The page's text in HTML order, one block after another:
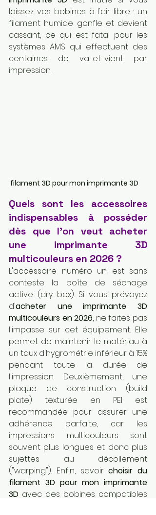
laissez vos bobines à l'air libre : un
filament humide gonfle et devient
cassant, ce qui est fatal pour les
systèmes AMS qui effectuent des
centaines de va-et-vient par
impression.
filament 3D pour mon imprimante 3D
Quels sont les accessoires
indispensables à posséder
dès que l'on veut acheter
une imprimante 3D
multicouleurs en 2026 ?
L'accessoire numéro un est sans
conteste la boîte de séchage
active (dry box). Si vous prévoyez
d'acheter une imprimante 3D
multicouleurs en 2026, ne faites pas
l'impasse sur cet équipement. Elle
permet de maintenir le matériau à
un taux d'hygrométrie inférieur à 15%
pendant toute la durée de
l'impression. Deuxièmement, une
plaque de construction (build
plate) texturée en PEI est
recommandée pour assurer une
adhérence parfaite, car les
impressions multicouleurs sont
souvent plus longues et donc plus
sujettes au décollement
("warping"). Enfin, savoir choisir du
filament 3D pour mon imprimante
3D avec des bobines compatibles